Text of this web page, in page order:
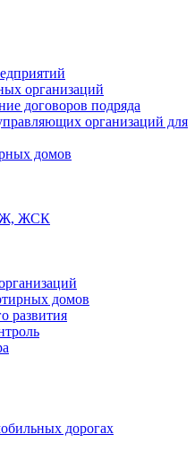
организаций
договоров подряда
организаций для
домов
ЖСК
домов
развития
дорогах